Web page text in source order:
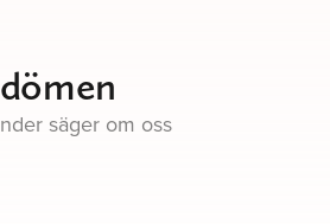
säger om oss